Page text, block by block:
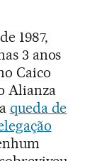
1987,
3 anos
Caico
Alianza
queda de